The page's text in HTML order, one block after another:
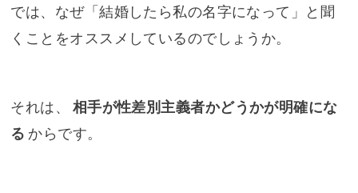
では、なぜ「結婚したら私の名字になって」と聞
くことをオススメしているのでしょうか。
それは、
相手が性差別主義者かどうかが明確にな
る からです。